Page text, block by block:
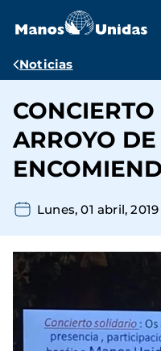
contenido
Ruta
navegación
Noticias
ARROYO
Lunes, 01 abril, 2019